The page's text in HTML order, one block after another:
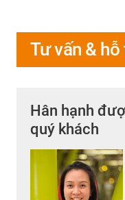
Tư vấn & hỗ
Hân hạnh
quý khách